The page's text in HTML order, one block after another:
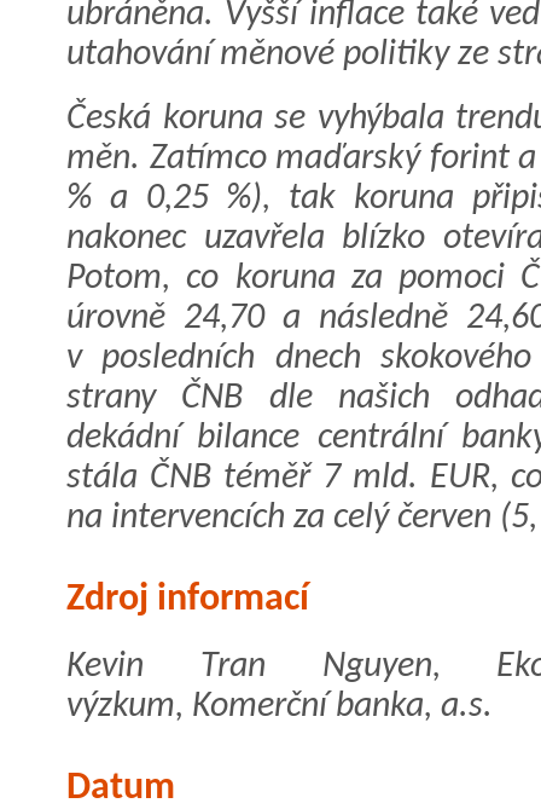
ubráněna. Vyšší inflace také
utahování měnové politiky ze
Česká koruna se vyhýbala
měn. Zatímco maďarský forint
% a 0,25 %), tak koruna
nakonec uzavřela blízko
Potom, co koruna za pomoci
úrovně 24,70 a následně
v posledních dnech
strany ČNB dle našich
dekádní bilance centrální
stála ČNB téměř 7 mld. EUR,
na intervencích za celý červen
Zdroj informací
Kevin Tran Nguyen,
výzkum, Komerční banka, a.s.
Datum